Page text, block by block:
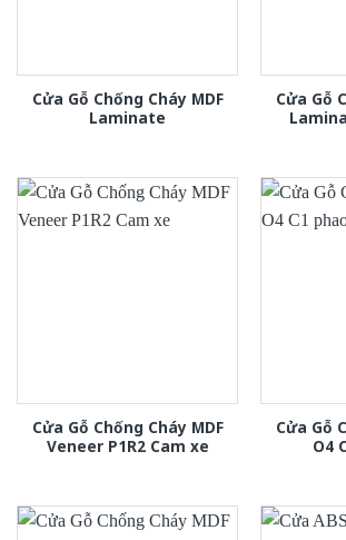
Cửa Gỗ Chống Cháy MDF
Laminate
Cửa Gỗ
Cửa Gỗ Chống Cháy MDF
Veneer P1R2 Cam xe
Cửa Gỗ
O4